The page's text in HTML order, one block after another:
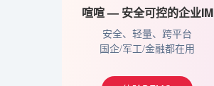
喧喧 — 安全可控的企业IM
安全、轻量、跨平台
国企/军工/金融都在用